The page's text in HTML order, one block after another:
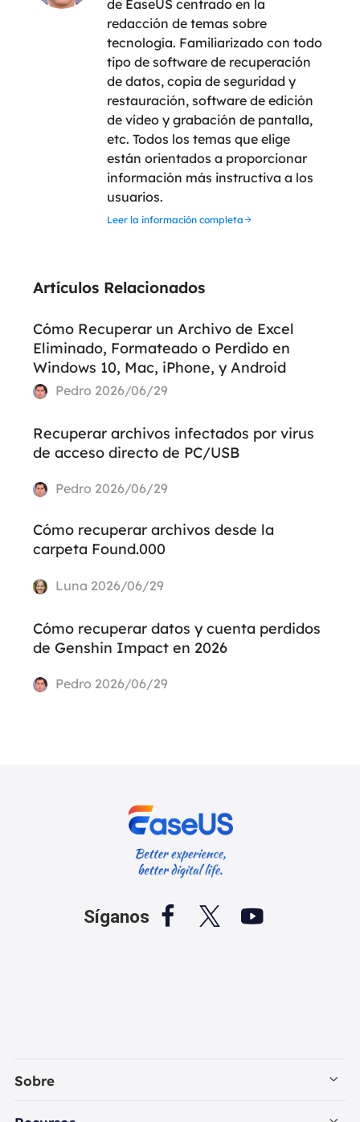
de EaseUS centrado en la
redacción de temas sobre
tecnología. Familiarizado con todo
tipo de software de recuperación
de datos, copia de seguridad y
restauración, software de edición
de vídeo y grabación de pantalla,
etc. Todos los temas que elige
están orientados a proporcionar
información más instructiva a los
usuarios.
Leer la información completa
Artículos Relacionados
Cómo Recuperar un Archivo de Excel
Eliminado, Formateado o Perdido en
Windows 10, Mac, iPhone, y Android
Pedro 2026/06/29
Recuperar archivos infectados por virus
de acceso directo de PC/USB
Pedro 2026/06/29
Cómo recuperar archivos desde la
carpeta Found.000
Luna 2026/06/29
Cómo recuperar datos y cuenta perdidos
de Genshin Impact en 2026
Pedro 2026/06/29
Síganos   
Sobre
Empresa